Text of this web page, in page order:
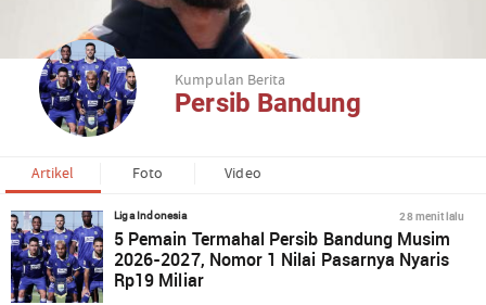
Kumpulan Berita
Persib Bandung
Artikel Foto Video
Liga Indonesia 28 menit lalu
5 Pemain Termahal Persib Bandung Musim
2026-2027, Nomor 1 Nilai Pasarnya Nyaris
Rp19 Miliar